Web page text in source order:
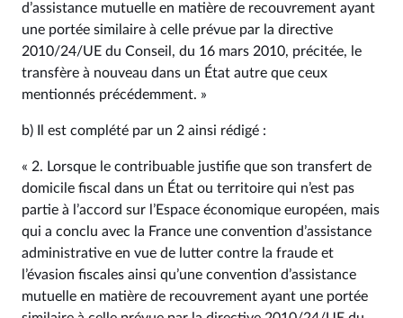
d’assistance mutuelle en matière de recouvrement ayant
une portée similaire à celle prévue par la directive
2010/24/UE du Conseil, du 16 mars 2010, précitée, le
transfère à nouveau dans un État autre que ceux
mentionnés précédemment. »
b) Il est complété par un 2 ainsi rédigé :
« 2. Lorsque le contribuable justifie que son transfert de
domicile fiscal dans un État ou territoire qui n’est pas
partie à l’accord sur l’Espace économique européen, mais
qui a conclu avec la France une convention d’assistance
administrative en vue de lutter contre la fraude et
l’évasion fiscales ainsi qu’une convention d’assistance
mutuelle en matière de recouvrement ayant une portée